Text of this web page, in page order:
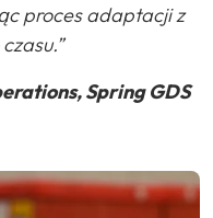
proces adaptacji z
Spring GDS